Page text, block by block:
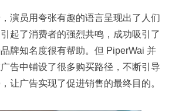
演员用夸张有趣的语言呈现出了人们
起了消费者的强烈共鸣，成功吸引了
牌知名度很有帮助。但 PiperWai 并
告中铺设了很多购买路径，不断引导
让广告实现了促进销售的最终目的。